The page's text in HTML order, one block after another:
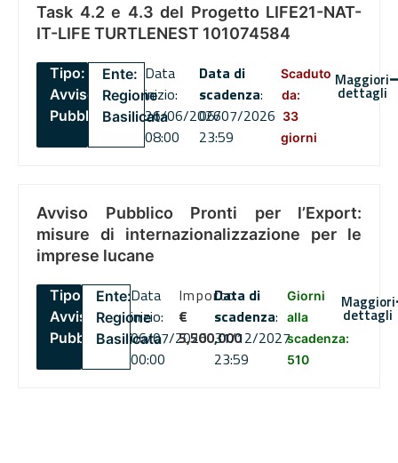
Task 4.2 e 4.3 del Progetto LIFE21-NAT-
IT-LIFE TURTLENEST 101074584
Tipo:
Avviso
Pubblico
Ente:
Regione
Basilicata
Data
inizio:
26/06/2026
08:00
Data di
scadenza:
06/07/2026
23:59
Scaduto
da:
33
giorni
Maggiori
dettagli
Avviso Pubblico Pronti per l’Export:
misure di internazionalizzazione per le
imprese lucane
Tipo:
Avviso
Pubblico
Ente:
Regione
Basilicata
Data
inizio:
06/07/2026
00:00
Importo
€
5,500,000
Data di
scadenza:
31/12/2027
23:59
Giorni
alla
scadenza:
510
Maggiori
dettagli